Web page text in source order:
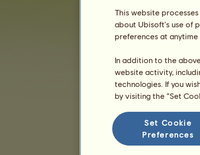
This website
about Ubisoft's use of
preferences at
In addition to the
website activity,
technologies. If you
by visiting the “Set
Set Cookie
Preferences